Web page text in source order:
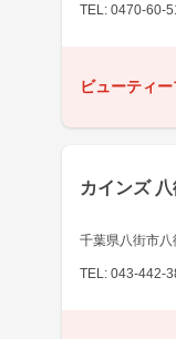
TEL: 0470-60-
ビューティ
カインズ
千葉県八街市
TEL: 043-442-